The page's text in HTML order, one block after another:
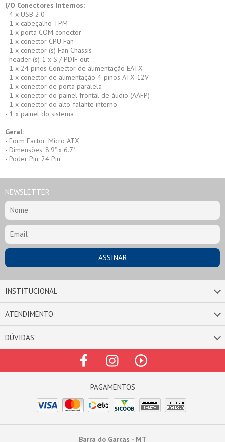
I/O Conectores Internos:
- 4 x USB 2.0
- 1 x cabeçalho TPM
- 1 x porta COM conector
- 1 x conector CPU Fan
- 1 x conector (s) Fan Chassis
- header (s) 1 x S / PDIF out
- 1 x 24 pinos Conector de alimentação EATX
- 1 x conector de alimentação 4-pinos ATX 12V
- 1 x conector de porta paralela
- 1 x conector do painel frontal de áudio (AAFP)
- 1 x conector do alto-falante interno
- 1 x painel do sistema
Geral:
- Form Factor: Micro ATX
- Dimensões: 8.9" x 6.7"
- Poder Pin: 24 Pin
NEWSLETTER
INSTITUCIONAL
ATENDIMENTO
DÚVIDAS
Barra do Garças - MT